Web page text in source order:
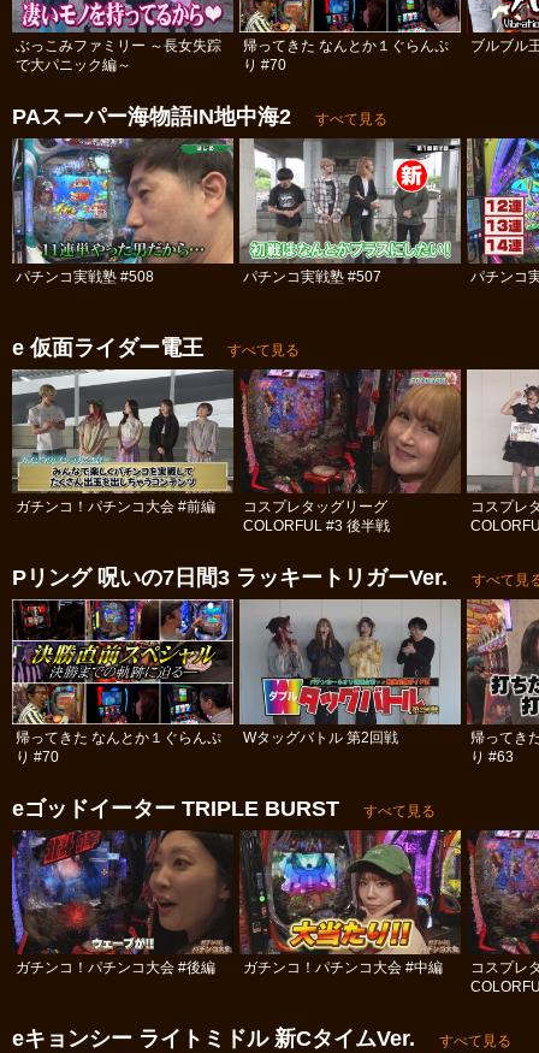
ぶっこみファミリー ～長女失踪
で大パニック編～
帰ってきた なんとか１ぐらんぷ
り #70
ブルブル
PAスーパー海物語IN地中海2 すべて見る
パチンコ実戦塾 #508 パチンコ実戦塾 #507 パチンコ
e 仮面ライダー電王 すべて見る
ガチンコ！パチンコ大会 #前編
コスプレタッグリーグ
COLORFUL #3 後半戦
コスプレ
Pリング 呪いの7日間3 ラッキートリガーVer. すべて見
帰ってきた なんとか１ぐらんぷ
り #70
Wタッグバトル 第2回戦
帰ってき
り #63
eゴッドイーター TRIPLE BURST すべて見る
ガチンコ！パチンコ大会 #後編 ガチンコ！パチンコ大会 #中編
コスプレ
eキョンシー ライトミドル 新CタイムVer. すべて見る